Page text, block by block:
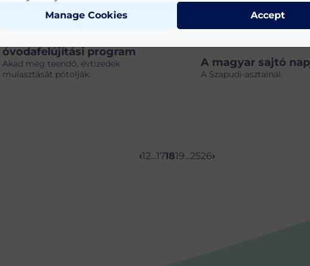
2024. MÁRC. 19.
óvodafelújítási program
Akad még teendő, évtizedek
mulasztását pótolják.
A magyar sajtó
A Szapudi-asztalnál.
‹12...171819...2526›
Manage Cookies Accept